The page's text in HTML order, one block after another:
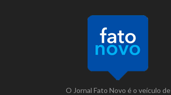
O Jornal Fato Novo é o veículo de